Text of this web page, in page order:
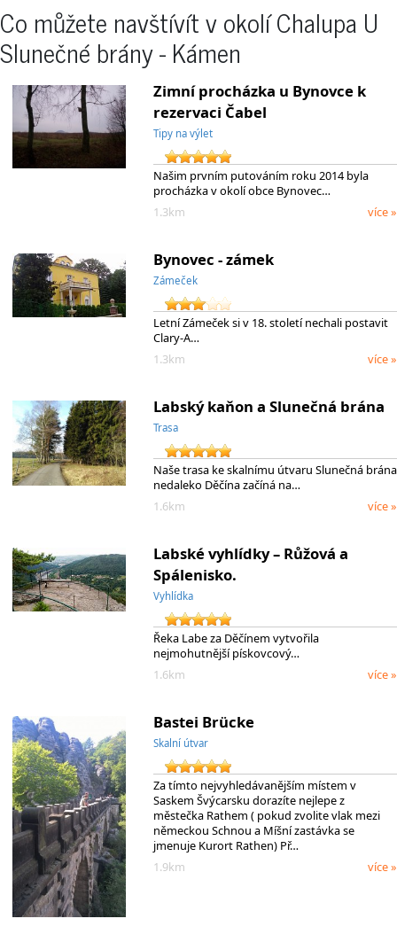
Co můžete navštívít v okolí Chalupa U
Slunečné brány - Kámen
Zimní procházka u Bynovce k
rezervaci Čabel
Tipy na výlet
Našim prvním putováním roku 2014 byla
procházka v okolí obce Bynovec…
1.3km
více »
Bynovec - zámek
Zámeček
Letní Zámeček si v 18. století nechali postavit
Clary-A…
1.3km
více »
Labský kaňon a Slunečná brána
Trasa
Naše trasa ke skalnímu útvaru Slunečná brána
nedaleko Děčína začíná na…
1.6km
více »
Labské vyhlídky – Růžová a
Spálenisko.
Vyhlídka
Řeka Labe za Děčínem vytvořila
nejmohutnější pískovcový…
1.6km
více »
Bastei Brücke
Skalní útvar
Za tímto nejvyhledávanějším místem v
Saskem Švýcarsku dorazíte nejlepe z
městečka Rathem ( pokud zvolite vlak mezi
německou Schnou a Míšní zastávka se
jmenuje Kurort Rathen) Př…
1.9km
více »